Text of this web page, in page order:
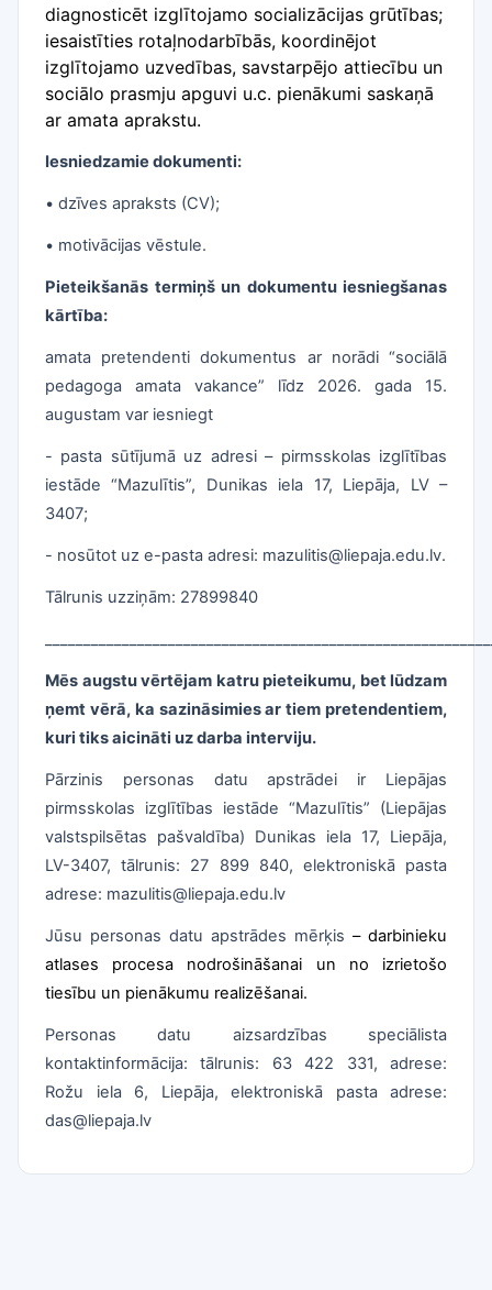
diagnosticēt izglītojamo socializācijas grūtības;
iesaistīties rotaļnodarbībās, koordinējot
izglītojamo uzvedības, savstarpējo attiecību un
sociālo prasmju apguvi u.c. pienākumi saskaņā
ar amata aprakstu.
Iesniedzamie dokumenti:
• dzīves apraksts (CV);
• motivācijas vēstule.
Pieteikšanās termiņš un dokumentu iesniegšanas
kārtība:
amata pretendenti dokumentus ar norādi “sociālā
pedagoga amata vakance” līdz 2026. gada 15.
augustam var iesniegt
- pasta sūtījumā uz adresi – pirmsskolas izglītības
iestāde “Mazulītis”, Dunikas iela 17, Liepāja, LV –
3407;
- nosūtot uz e-pasta adresi: mazulitis@liepaja.edu.lv.
Tālrunis uzziņām: 27899840
Mēs augstu vērtējam katru pieteikumu, bet lūdzam
ņemt vērā, ka sazināsimies ar tiem pretendentiem,
kuri tiks aicināti uz darba interviju.
Pārzinis personas datu apstrādei ir Liepājas
pirmsskolas izglītības iestāde “Mazulītis” (Liepājas
valstspilsētas pašvaldība) Dunikas iela 17, Liepāja,
LV-3407, tālrunis: 27 899 840, elektroniskā pasta
adrese: mazulitis@liepaja.edu.lv
Jūsu personas datu apstrādes mērķis – darbinieku
atlases procesa nodrošināšanai un no izrietošo
tiesību un pienākumu realizēšanai.
Personas datu aizsardzības speciālista
kontaktinformācija: tālrunis: 63 422 331, adrese:
Rožu iela 6, Liepāja, elektroniskā pasta adrese:
das@liepaja.lv